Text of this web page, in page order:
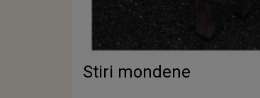
Stiri mondene